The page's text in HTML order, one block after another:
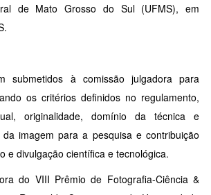
de Mato Grosso do Sul (UFMS), em
submetidos à comissão julgadora para
os critérios definidos no regulamento,
originalidade, domínio da técnica e
imagem para a pesquisa e contribuição
e divulgação científica e tecnológica.
do VIII Prêmio de Fotografia-Ciência &